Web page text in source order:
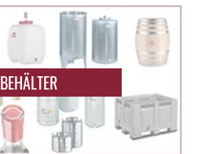
BEHÄLTER